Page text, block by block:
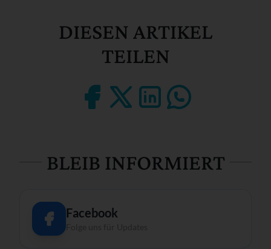
DIESEN ARTIKEL
TEILEN
BLEIB INFORMIERT
Facebook